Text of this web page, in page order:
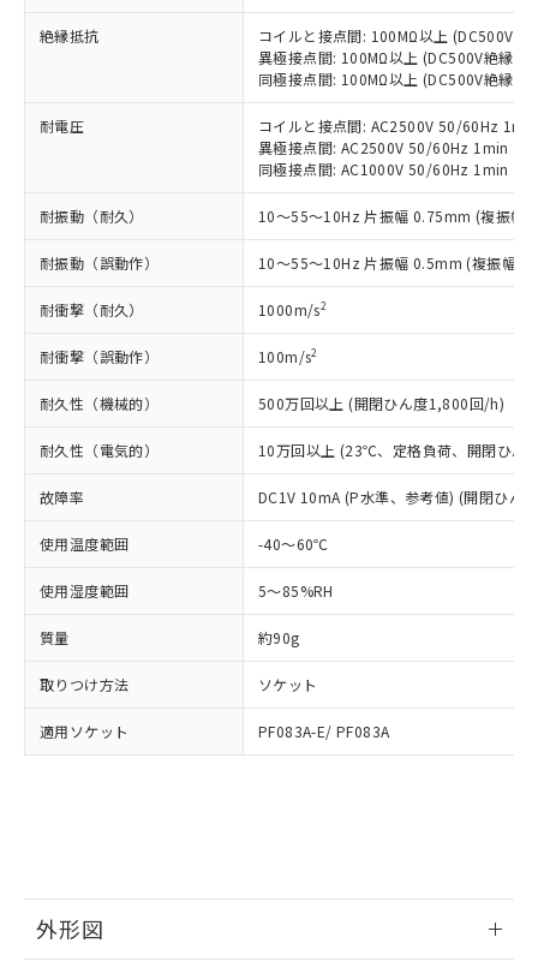
絶縁抵抗
コイルと接点間: 100MΩ以上 (DC500V絶
異極接点間: 100MΩ以上 (DC500V絶縁抵
同極接点間: 100MΩ以上 (DC500V絶縁抵
耐電圧
コイルと接点間: AC2500V 50/60Hz 1min
異極接点間: AC2500V 50/60Hz 1min
同極接点間: AC1000V 50/60Hz 1min
耐振動（耐久） 10～55～10Hz 片振幅 0.75mm (複振幅
耐振動（誤動作） 10～55～10Hz 片振幅 0.5mm (複振幅
耐衝撃（耐久） 1000m/s2
耐衝撃（誤動作） 100m/s2
耐久性（機械的） 500万回以上 (開閉ひん度1,800回/h)
耐久性（電気的） 10万回以上 (23℃、定格負荷、開閉ひん
故障率 DC1V 10mA (P水準、参考値) (開閉ひん
使用温度範囲 -40～60℃
使用湿度範囲 5～85%RH
質量 約90g
取りつけ方法 ソケット
適用ソケット PF083A-E/ PF083A
外形図
本サービスの対象外となる商品もある
ことをご了承ください。
在庫状況および標準価格照会結果は、
記載している更新日時点での社内デー
タに基づき作成されるものであり、閲
覧された時点での実際の在庫および標
準価格とは異なる場合があることをご
正式な納期状況および標準価格はお客
様のお取引先、またはお客様担当のオ
ムロン制御機器販売店・当社販売員に
ご相談ください。
オムロン制御機器販売店や当社販売拠
点は「
販売ネットワーク
在庫状況および標準価格結果を当社の
事前の承諾なく第三者に漏洩または開
示しないようお願いします。
マイパーツ機能（部品リスト作成サー
ビス）をご利用いただくには、I-Web
お客様が当ウェブサイト上で当社にご
および当社の共同利用者が、当社の製
品・サービスに関するお客様との取
引・商談に必要な範囲で利用すること
をご了承ください。
※当社の共同利用者とは、"個人情報
の共同利用に関して"
の「1.共同利
仕入先様の事情により、非含有部品として
いたものが、含有品と判明した場合などや
むを得ず変更することがあります。
鉛(Pb) 1000ppm以下、 水銀(Hg) 1000ppm以下、 カド
ミウム(Cd) 100ppm以下、
六価クロム(Cr(Ⅵ)) 1000ppm以下、ポリ臭化ビフェニル
ル) (DEHP)(別名：DOP) 1000ppm以下、フタル酸ブチ
ルベンジル（BBP） 1000ppm以下、フタル酸ジブチル
（DBP） 1000ppm以下、フタル酸ジイソブチル
(DIBP) 1000ppm以下
適用除外項目は除く。
フタル酸エステル類の４物質については閾値を超える意
図的な使用がないことを確認しています。
※2 対応予定月
部品在庫の切り替え状況などにより、予定
月が前後することがあります。
※3 非含有証明書ダウンロード
下記の非含有証明書をダウンロードするこ
EU RoHS指令（10物質）の非含有証明書
51物質の非含有証明書（当社基準）
荷製品に未対応品が混在することから備考
欄に対応日を記載しておりました。
していることから、特段のことがない限
「×」：最大均質材料含有率が中国RoHSの
基準値を超えていることを示します。
「－」：未確認です。当社販売部門へお問
*中国RoHS10物質の基準値 (GB/T26572)：
Pb(鉛) :1000ppm、 Hg(水銀) : 1000ppm、 Cd(カドミウ
Cr(Ⅵ)(六価クロム) : 1000ppm、 PBBs(ポリ臭化ビフェ
ニル類) : 1000ppm、 PBDEs(ポリ臭化ジフェニルエーテ
ル類) : 1000ppm、
DBP(フタル酸ジブチル) : 1000ppm、 DIBP(フタル酸ジ
イソブチル) : 1000ppm、 BBP(フタル酸ブチルベンジ
DEHP(フタル酸ビス(2-エチルヘキシル)) : 1000ppm
※2 環境保護使用期限
「ｅ」：有害物質（10物質）のすべてが基
準値以下であることを示します。
「10」：通常の使用状況下において有害物
質が外部に漏えいし、環境に深刻な影響を
及ぼさない年数を意味します。
「－」：未確認です。当社販売部門へお問
い合わせください。
当社は、これら貴社製品のうち、外国
為替および外国貿易法に定める商品
（以下｢規制貨物等」という）を輸出
または国外への提供する場合は、日本
国政府の輸出許可(または役務取引許
可)を取得するなどの必要な手続きを
当社は規制貨物を破棄する場合は、完
全に破砕するなど、違法に輸出されな
いよう必要な手段を講じます。
当社は貴社製品を、核兵器、ミサイ
ル、化学兵器、生物兵器またはその他
武器並びにこれらの製造装置等に一切
使用いたしません。
当社は、貴社製品を第三者に販売する
場合は、上記1、2および3の内容を当
該第三者に通知します。また当社は、
販売先および販売に係わる関係者が違
法に輸出するおそれがある場合は、取
り引きをいたしません。
○ 一定数以上の在庫あり
△ 一定数には満たないが在庫あり
－
在庫なし(最新の在庫状況につ
いては、お客様のお取引先、ま
たはお客様担当のオムロン制御
機器販売店・当社販売員にご確
認ください)
情報を公開していない機種